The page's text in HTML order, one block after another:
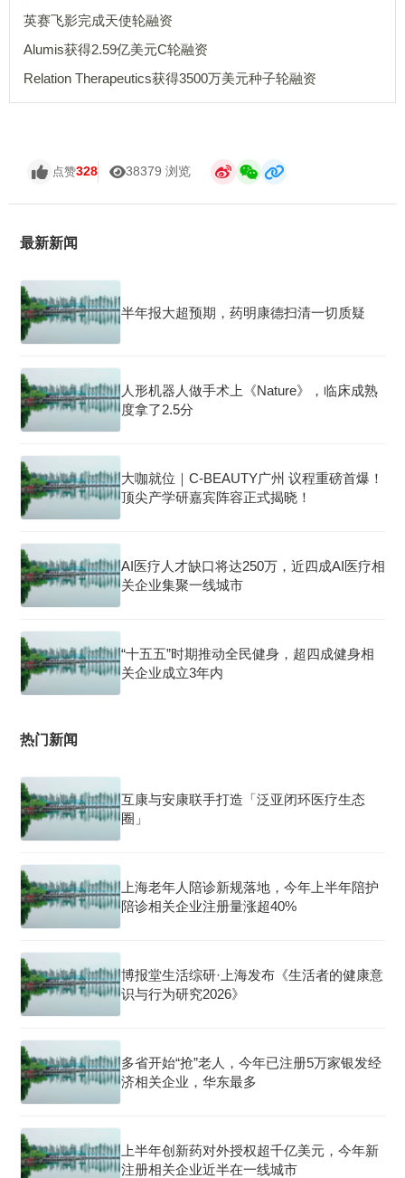
英赛飞影完成天使轮融资
Alumis获得2.59亿美元C轮融资
Relation Therapeutics获得3500万美元种子轮融资
点赞328 38379 浏览
最新新闻
半年报大超预期，药明康德扫清一切质疑
人形机器人做手术上《Nature》，临床成熟
度拿了2.5分
大咖就位｜C-BEAUTY广州 议程重磅首爆！
顶尖产学研嘉宾阵容正式揭晓！
AI医疗人才缺口将达250万，近四成AI医疗相
关企业集聚一线城市
“十五五”时期推动全民健身，超四成健身相
关企业成立3年内
热门新闻
互康与安康联手打造「泛亚闭环医疗生态
圈」
上海老年人陪诊新规落地，今年上半年陪护
陪诊相关企业注册量涨超40%
博报堂生活综研·上海发布《生活者的健康意
识与行为研究2026》
多省开始“抢”老人，今年已注册5万家银发经
济相关企业，华东最多
上半年创新药对外授权超千亿美元，今年新
注册相关企业近半在一线城市